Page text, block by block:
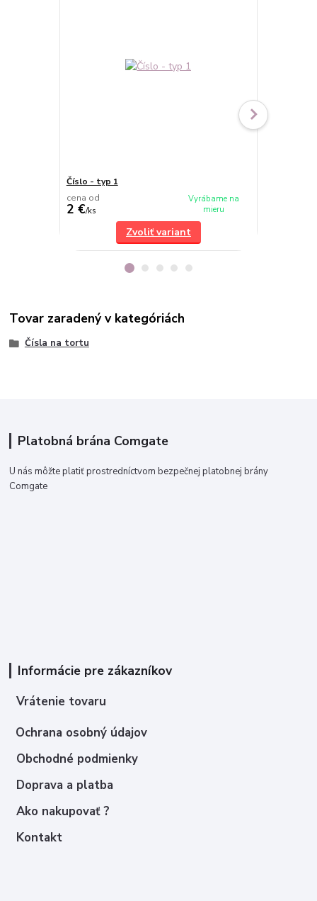
Číslo - typ 1
cena od
2 €/ks
Vyrábame na
mieru
Zvoliť variant
Tovar zaradený v kategóriách
Čísla na tortu
Platobná brána Comgate
U nás môžte platiť prostredníctvom bezpečnej platobnej brány
Comgate
Informácie pre zákazníkov
Vrátenie tovaru
Ochrana osobný údajov
Obchodné podmienky
Doprava a platba
Ako nakupovať ?
Kontakt